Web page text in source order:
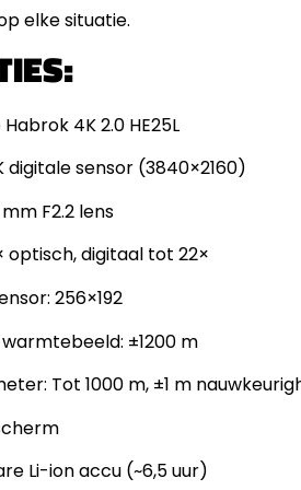
elke situatie.
4K 2.0 HE25L
digitale sensor (3840×2160)
F2.2 lens
optisch, digitaal tot 22×
256×192
±1200 m
Tot 1000 m, ±1 m
Li-ion accu (~6,5 uur)